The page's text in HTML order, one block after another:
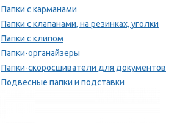
Папки с карманами
Папки с клапанами, на резинках, уголки
Папки с клипом
Папки-органайзеры
Папки-скоросшиватели для документов
Подвесные папки и подставки